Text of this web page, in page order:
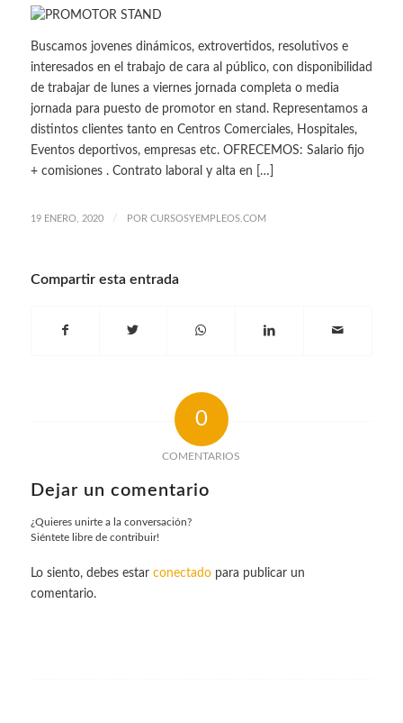
Buscamos jovenes dinámicos, extrovertidos, resolutivos e
interesados en el trabajo de cara al público, con disponibilidad
de trabajar de lunes a viernes jornada completa o media
jornada para puesto de promotor en stand. Representamos a
distintos clientes tanto en Centros Comerciales, Hospitales,
Eventos deportivos, empresas etc. OFRECEMOS: Salario fijo
+ comisiones . Contrato laboral y alta en […]
19 ENERO, 2020 / POR CURSOSYEMPLEOS.COM
Compartir esta entrada
0
COMENTARIOS
Dejar un comentario
¿Quieres unirte a la conversación?
Siéntete libre de contribuir!
Lo siento, debes estar conectadopara publicar un
comentario.